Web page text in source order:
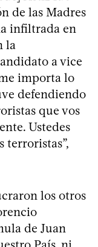
de las Madres
infiltrada en
la
a vice
importa lo
defendiendo
que vos
Ustedes
terroristas”,
los otros
de Juan